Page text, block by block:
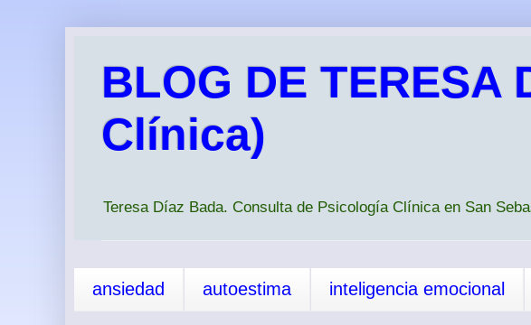
BLOG DE
Clínica)
Teresa Díaz Bada. Consulta de Psicología Clínica en San
ansiedad autoestima inteligencia emocional